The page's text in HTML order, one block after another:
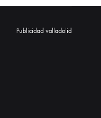
Publicidad valladolid